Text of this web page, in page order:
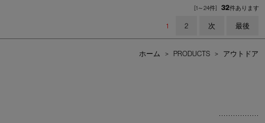
[1～24件] 32件あります
1 2 次 最後
ホーム > PRODUCTS > アウトドア